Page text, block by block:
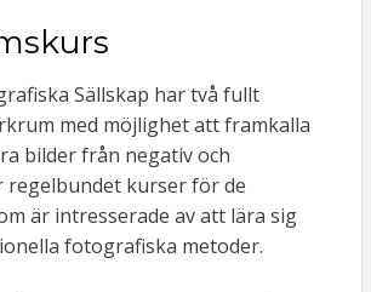
SÄLLSKAP
Sällskap har två fullt
med möjlighet att framkalla
bilder från negativ och
regelbundet kurser för de
är intresserade av att lära sig
fotografiska metoder.